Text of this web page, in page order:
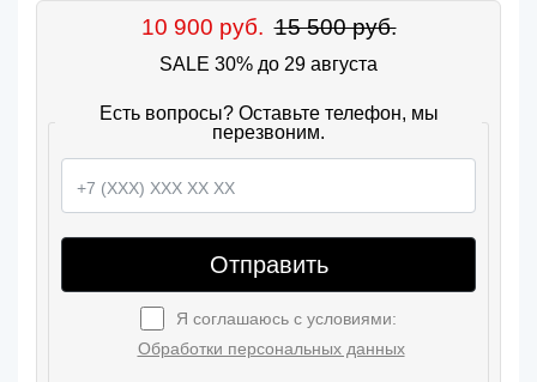
10 900 руб. 15 500 руб.
SALE 30% до 29 августа
Есть вопросы? Оставьте телефон, мы
перезвоним.
Отправить
Я соглашаюсь с условиями:
Обработки персональных данных